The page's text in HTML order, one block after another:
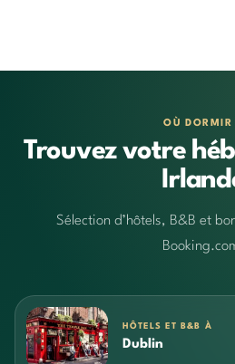
OÙ DORMIR
Trouvez votre
Sélection d’hôtels, B&B et
HÔTELS ET B&B À
Dublin